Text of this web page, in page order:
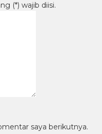
(*) wajib diisi.
saya berikutnya.